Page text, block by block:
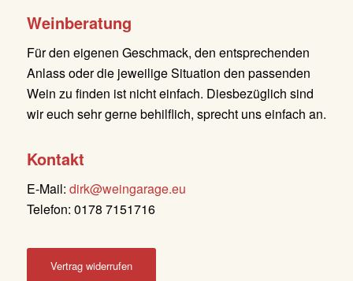
Weinberatung
Für den eigenen Geschmack, den entsprechenden
Anlass oder die jeweilige Situation den passenden
Wein zu finden ist nicht einfach. Diesbezüglich sind
wir euch sehr gerne behilflich, sprecht uns einfach an.
Kontakt
E-Mail: dirk@weingarage.eu
Telefon: 0178 7151716
Vertrag widerrufen